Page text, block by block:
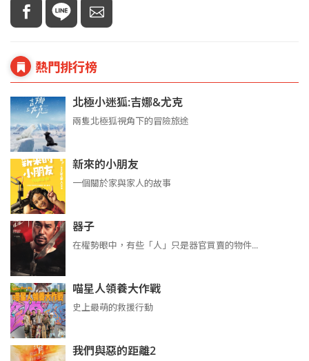
熱門排行榜
北極小迷狐:吉娜&尤克
兩隻北極狐視角下的冒險旅途
新來的小朋友
一個關於家與家人的故事
器子
在權勢眼中，有些「人」只是器官買賣的物件...
喵星人領養大作戰
史上最萌的救援行動
我們與惡的距離2